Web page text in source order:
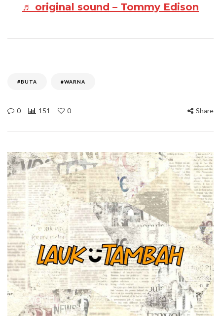
♬ original sound – Tommy Edison
#BUTA #WARNA
0 151 0 Share